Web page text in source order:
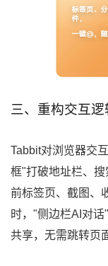
三、重构交互
Tabbit对浏览器交
框"打破地址栏、
前标签页、截图、
时，"侧边栏AI对
共享，无需跳转页